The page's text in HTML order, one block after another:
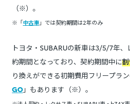
（※）。
※「中古車」では契約期間は2年のみ
トヨタ・SUBARUの新車は3/5/7年
約期間となっており、契約期間中に
り換えができる初期費用フリープラ
GO 」もあります（※）。